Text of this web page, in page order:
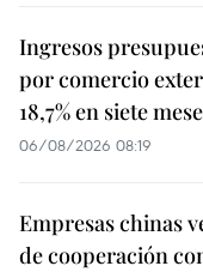
Ingresos
por comercio
18,7% en siete
06/08/2026 08:19
Empresas chinas
de cooperación